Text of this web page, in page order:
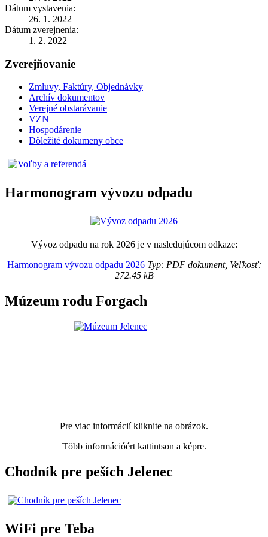
Dátum vystavenia:
26. 1. 2022
Dátum zverejnenia:
1. 2. 2022
Zverejňovanie
Zmluvy, Faktúry, Objednávky
Archív dokumentov
Verejné obstarávanie
VZN
Hospodárenie
Dôležité dokumeny obce
Harmonogram vývozu odpadu
Vývoz odpadu na rok 2026 je v nasledujúcom odkaze:
Harmonogram vývozu odpadu 2026Typ: PDF dokument, Veľkosť:
272.45 kB
Múzeum rodu Forgach
Pre viac informácií kliknite na obrázok.
Több információért kattintson a képre.
Chodník pre peších Jelenec
WiFi pre Teba